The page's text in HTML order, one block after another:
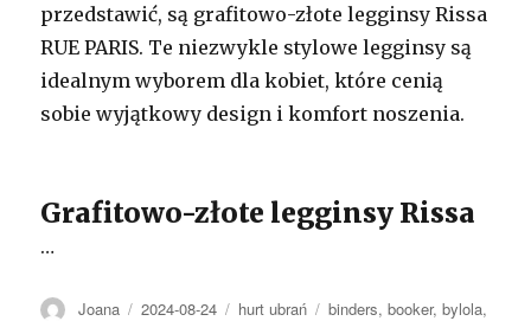
przedstawić, są grafitowo-złote legginsy Rissa
RUE PARIS. Te niezwykle stylowe legginsy są
idealnym wyborem dla kobiet, które cenią
sobie wyjątkowy design i komfort noszenia.
Grafitowo-złote legginsy Rissa
…
Autor
Joana Opublikowano
2024-08-24 Kategorie
hurt ubrań Tagi
binders,booker,bylola,